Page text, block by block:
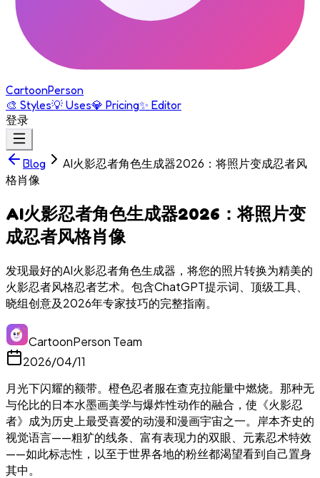
CartoonPerson
🎨 Styles💡 Uses💎 Pricing✨ Editor
登录
Blog
AI火影忍者角色生成器2026：将照片变成忍者风
格肖像
AI火影忍者角色生成器2026：将照片变
成忍者风格肖像
发现最好的AI火影忍者角色生成器，将您的照片转换为精美的
火影忍者风格忍者艺术。包含ChatGPT提示词、顶级工具、
晓组创意及2026年专家技巧的完整指南。
CartoonPerson Team
2026/04/11
月光下闪耀的额带。橙色忍者服在查克拉能量中燃烧。那种无
与伦比的日本水墨画美学与爆炸性动作的融合，使《火影忍
者》成为历史上最受喜爱的动漫和漫画宇宙之一。岸本齐史的
视觉语言——粗犷的线条、富有表现力的双眼、元素忍术特效
——如此标志性，以至于世界各地的粉丝都渴望看到自己置身
其中。